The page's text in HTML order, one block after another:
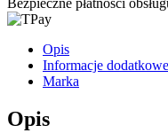
Bezpieczne płatności
Opis
Informacje dodatkowe
Marka
Opis